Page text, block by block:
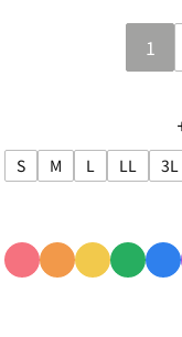
1
S
サイズで絞り込み: S
M
サイズで絞り込み
L
サイズで絞
LL
サイズ
3L